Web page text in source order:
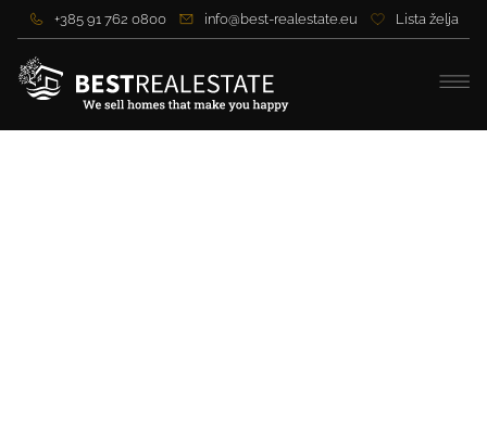
+385 91 762 0800 info@best-realestate.eu Lista želja